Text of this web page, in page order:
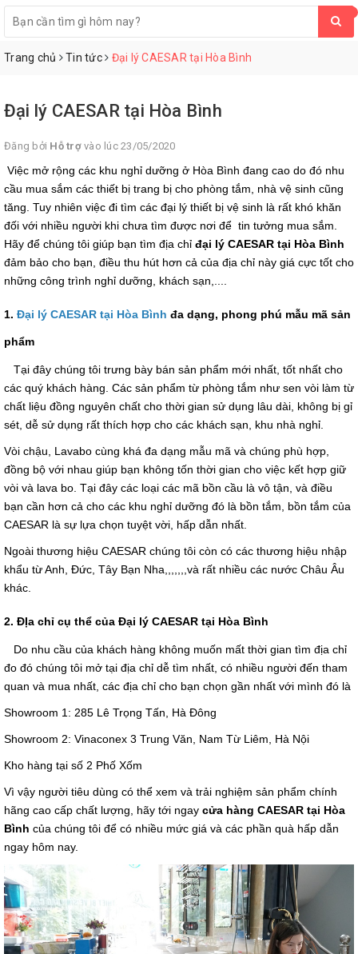
Trang chủ Tin tức Đại lý CAESAR tại Hòa Bình
Đại lý CAESAR tại Hòa Bình
Đăng bởi Hỗ trợvào lúc 23/05/2020
Việc mở rộng các khu nghỉ dưỡng ở Hòa Bình đang cao do đó nhu
cầu mua sắm các thiết bị trang bị cho phòng tắm, nhà vệ sinh cũng
tăng. Tuy nhiên việc đi tìm các đại lý thiết bị vệ sinh là rất khó khăn
đối với nhiều người khi chưa tìm được nơi để tin tưởng mua sắm.
Hãy để chúng tôi giúp bạn tìm địa chỉ đại lý CAESAR tại Hòa Bình
đảm bảo cho bạn, điều thu hút hơn cả của địa chỉ này giá cực tốt cho
những công trình nghỉ dưỡng, khách sạn,....
1. Đại lý CAESAR tại Hòa Bình đa dạng, phong phú mẫu mã sản
phẩm
Tại đây chúng tôi trưng bày bán sản phẩm mới nhất, tốt nhất cho
các quý khách hàng. Các sản phẩm từ phòng tắm như sen vòi làm từ
chất liệu đồng nguyên chất cho thời gian sử dụng lâu dài, không bị gỉ
sét, dễ sử dụng rất thích hợp cho các khách sạn, khu nhà nghỉ.
Vòi chậu, Lavabo cùng khá đa dạng mẫu mã và chúng phù hợp,
đồng bộ với nhau giúp bạn không tốn thời gian cho việc kết hợp giữ
vòi và lava bo. Tại đây các loại các mã bồn cầu là vô tận, và điều
bạn cần hơn cả cho các khu nghỉ dưỡng đó là bồn tắm, bồn tắm của
CAESAR là sự lựa chọn tuyệt vời, hấp dẫn nhất.
Ngoài thương hiệu CAESAR chúng tôi còn có các thương hiệu nhập
khẩu từ Anh, Đức, Tây Bạn Nha,,,,,,,và rất nhiều các nước Châu Âu
khác.
2. ĐỊa chỉ cụ thể của Đại lý CAESAR tại Hòa Bình
Do nhu cầu của khách hàng không muốn mất thời gian tìm địa chỉ
đo đó chúng tôi mở tại địa chỉ dễ tìm nhất, có nhiều người đến tham
quan và mua nhất, các địa chỉ cho bạn chọn gần nhất với mình đó là
Showroom 1: 285 Lê Trọng Tấn, Hà Đông
Showroom 2: Vinaconex 3 Trung Văn, Nam Từ Liêm, Hà Nội
Kho hàng tại số 2 Phố Xốm
Vì vậy người tiêu dùng có thể xem và trải nghiệm sản phẩm chính
hãng cao cấp chất lượng, hãy tới ngay cửa hàng CAESAR tại Hòa
Bình của chúng tôi để có nhiều mức giá và các phần quà hấp dẫn
ngay hôm nay.